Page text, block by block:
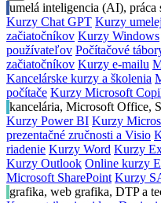
umelá inteligencia (AI), práca
Kurzy Chat GPT Kurzy
začiatočníkov Kurzy Windows
používateľov Počítačové
začiatočníkov Kurzy e-mailu
Kancelárske kurzy a školenia
počítače Kurzy Microsoft
kancelária, Microsoft Office,
Kurzy Power BI Kurzy
prezentačné zručnosti a Visio
riadenie Kurzy Word Kurzy
Kurzy Outlook Online kurzy
Microsoft SharePoint Kurzy
grafika, web grafika, DTP a